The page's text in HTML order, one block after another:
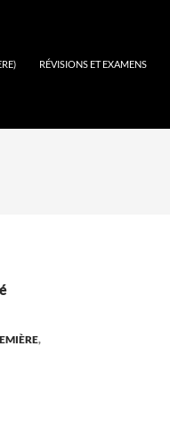
RÉVISIONS ET EXAMENS
,